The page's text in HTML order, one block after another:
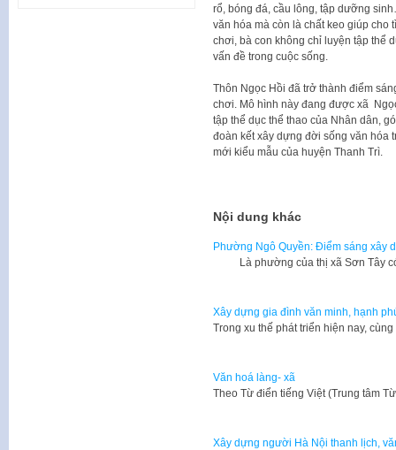
rổ, bóng đá, cầu lông, tập dưỡng
văn hóa mà còn là chất keo giúp cho
chơi, bà con không chỉ luyện tập thể
vấn đề trong cuộc sống.
Thôn Ngọc Hồi đã trở thành điểm
chơi. Mô hình này đang được xã
tập thể dục thể thao của Nhân dân,
đoàn kết xây dựng đời sống văn hóa
mới kiểu mẫu của huyện Thanh Trì.
Nội dung khác
Phường Ngô Quyền: Điểm sáng xây
Là phường của thị xã Sơn Tây
Xây dựng gia đình văn minh, hạnh
Trong xu thế phát triển hiện nay,
Văn hoá làng- xã
​Theo Từ điển tiếng Việt (Trung tâm
Xây dựng người Hà Nội thanh lịch,